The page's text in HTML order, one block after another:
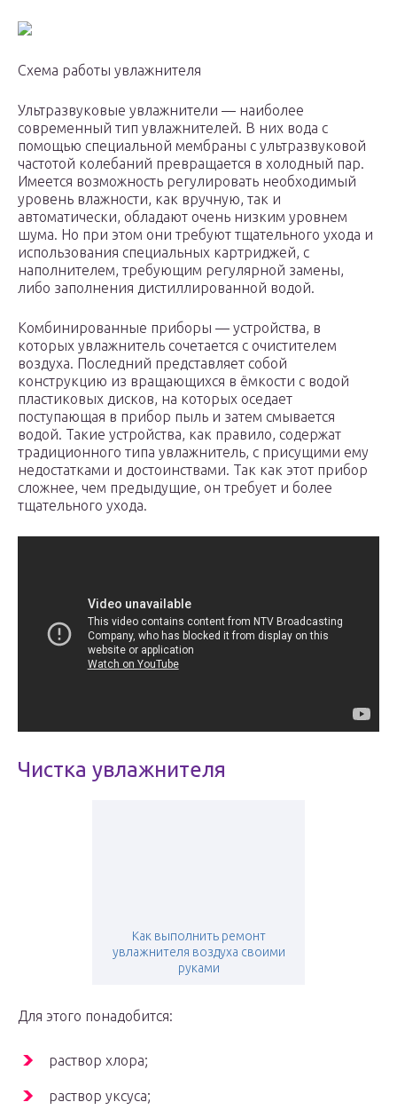
Схема работы увлажнителя
Ультразвуковые увлажнители — наиболее
современный тип увлажнителей. В них вода с
помощью специальной мембраны с ультразвуковой
частотой колебаний превращается в холодный пар.
Имеется возможность регулировать необходимый
уровень влажности, как вручную, так и
автоматически, обладают очень низким уровнем
шума. Но при этом они требуют тщательного ухода и
использования специальных картриджей, с
наполнителем, требующим регулярной замены,
либо заполнения дистиллированной водой.
Комбинированные приборы — устройства, в
которых увлажнитель сочетается с очистителем
воздуха. Последний представляет собой
конструкцию из вращающихся в ёмкости с водой
пластиковых дисков, на которых оседает
поступающая в прибор пыль и затем смывается
водой. Такие устройства, как правило, содержат
традиционного типа увлажнитель, с присущими ему
недостатками и достоинствами. Так как этот прибор
сложнее, чем предыдущие, он требует и более
тщательного ухода.
Чистка увлажнителя
Как выполнить ремонт
увлажнителя воздуха своими
руками
Для этого понадобится:
раствор хлора;
раствор уксуса;